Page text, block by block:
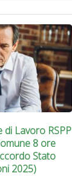
Lavoro RSPP
8 ore
Stato
2025)